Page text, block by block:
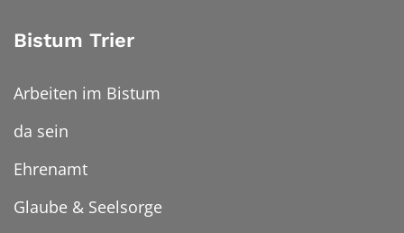
Bistum Trier
Arbeiten im Bistum
da sein
Ehrenamt
Glaube & Seelsorge